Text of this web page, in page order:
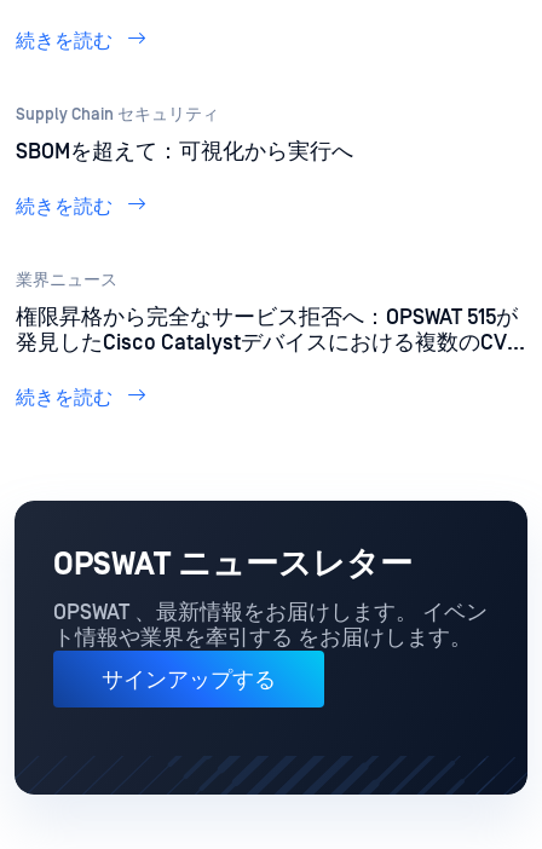
続きを読む
Supply Chain セキュリティ
SBOMを超えて：可視化から実行へ
続きを読む
業界ニュース
権限昇格から完全なサービス拒否へ：OPSWAT 515が
発見したCisco Catalystデバイスにおける複数のCVE
続きを読む
OPSWAT ニュースレター
OPSWAT 、最新情報をお届けします。 イベン
ト情報や業界を牽引する をお届けします。
サインアップする